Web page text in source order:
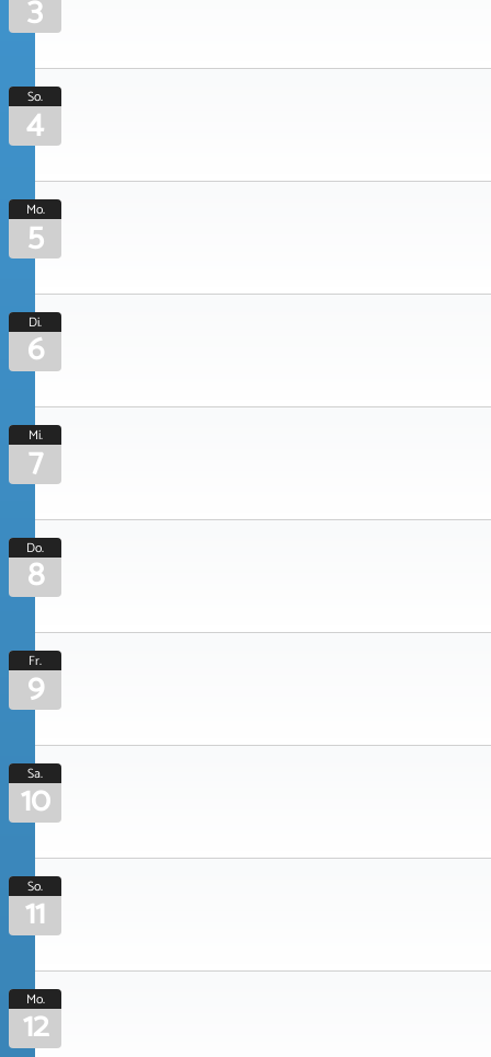
3
So.
4
Mo.
5
Di.
6
Mi.
7
Do.
8
Fr.
9
Sa.
10
So.
11
Mo.
12